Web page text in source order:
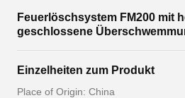
Feuerlöschsystem FM200 mit
geschlossene
Einzelheiten zum Produkt
Place of Origin: China